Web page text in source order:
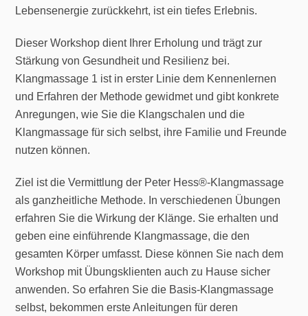
Lebensenergie zurückkehrt, ist ein tiefes Erlebnis.
Dieser Workshop dient Ihrer Erholung und trägt zur
Stärkung von Gesundheit und Resilienz bei.
Klangmassage 1 ist in erster Linie dem Kennenlernen
und Erfahren der Methode gewidmet und gibt konkrete
Anregungen, wie Sie die Klangschalen und die
Klangmassage für sich selbst, ihre Familie und Freunde
nutzen können.
Ziel ist die Vermittlung der Peter Hess®-Klangmassage
als ganzheitliche Methode. In verschiedenen Übungen
erfahren Sie die Wirkung der Klänge. Sie erhalten und
geben eine einführende Klangmassage, die den
gesamten Körper umfasst. Diese können Sie nach dem
Workshop mit Übungsklienten auch zu Hause sicher
anwenden. So erfahren Sie die Basis-Klangmassage
selbst, bekommen erste Anleitungen für deren